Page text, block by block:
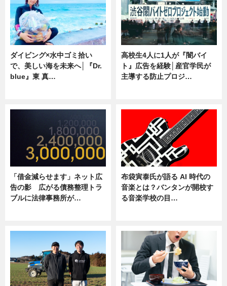
ダイビング×水中ゴミ拾い
で、美しい海を未来へ│『Dr.
blue』東 真…
高校生4人に1人が『闇バイ
ト』広告を経験│産官学民が
主導する防止プロジ…
「借金減らせます」ネット広
告の影 広がる債務整理トラ
ブルに法律事務所が…
布袋寅泰氏が語る AI 時代の
音楽とは？バンタンが開校す
る音楽学校の目…